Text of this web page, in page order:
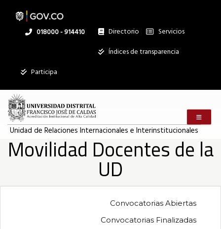
contenido
Linea
018000 - 914410 Directorio
Institucional
Servicios
Índices de transparencia
Participa
Unidad de Relaciones Internacionales e Interinstitucionales
Movilidad Docentes de la
UD
registros
Buscar:
Servicios
Ningún dato
disponible en
Convocatorias Abiertas
Convocatorias Finalizadas